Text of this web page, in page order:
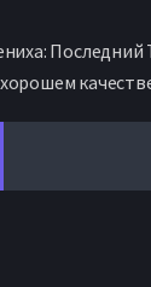
Последний
хорошем